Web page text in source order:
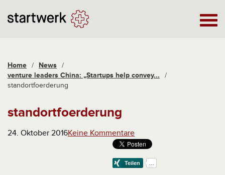
Home / News /
venture leaders China: „Startups help convey...
/
standortfoerderung
standortfoerderung
24. Oktober 2016Keine Kommentare